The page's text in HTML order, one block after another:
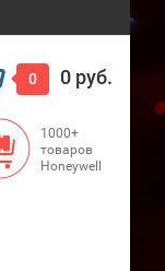
0 0 руб.
1000+
товаров
Honeywell